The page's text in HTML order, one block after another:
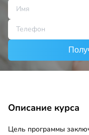
Описание курса
Цель программы